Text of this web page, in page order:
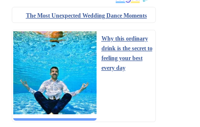
The Most Unexpected Wedding Dance Moments
Why this ordinary
drink is the secret to
feeling your best
every day